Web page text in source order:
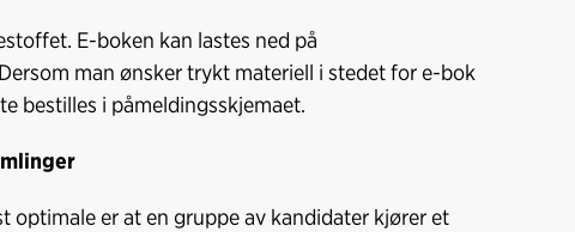
E-boken kan lastes ned på
man ønsker trykt materiell i stedet for e-bok
bestilles i påmeldingsskjemaet.
optimale er at en gruppe av kandidater kjører et